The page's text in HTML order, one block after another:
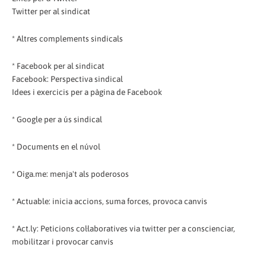
Twitter per al sindicat
* Altres complements sindicals
* Facebook per al sindicat
Facebook: Perspectiva sindical
Idees i exercicis per a pàgina de Facebook
* Google per a ús sindical
* Documents en el núvol
* Oiga.me: menja't als poderosos
* Actuable: inicia accions, suma forces, provoca canvis
* Act.ly: Peticions col·laboratives via twitter per a conscienciar,
mobilitzar i provocar canvis